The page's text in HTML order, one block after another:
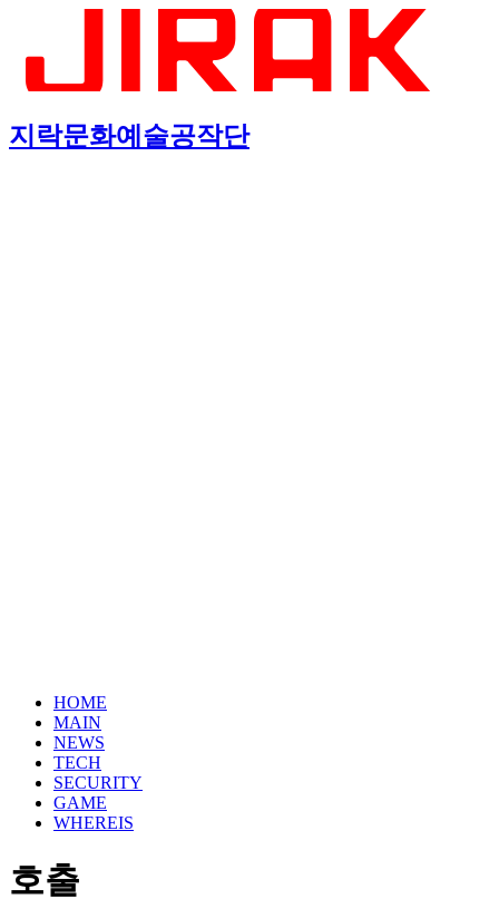
지락문화예술공작단
HOME
MAIN
NEWS
TECH
SECURITY
GAME
WHEREIS
호출